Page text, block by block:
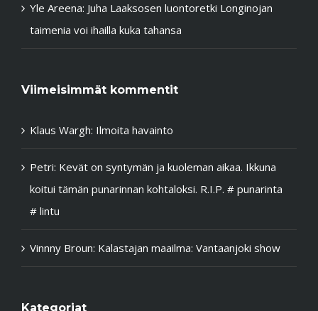
Yle Areena: Juha Laaksosen luontoretki Longinojan
taimenia voi ihailla kuka tahansa
Viimeisimmät kommentit
Klaus Wargh: Ilmoita havainto
Petri: Kevät on syntymän ja kuoleman aikaa. Ikkuna
koitui tämän punarinnan kohtaloksi. R.I.P. # punarinta
# lintu
Vinnny Broun: Kalastajan maailma: Vantaanjoki show
Kategoriat